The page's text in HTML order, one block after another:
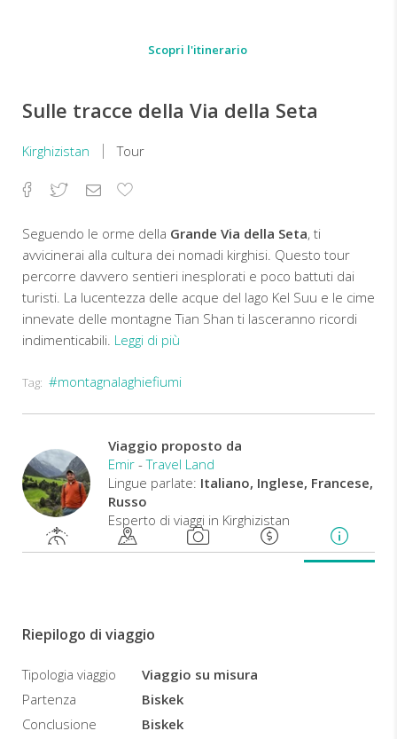
Scopri l'itinerario
Sulle tracce della Via della Seta
Kirghizistan Tour
Facebook
TwitterEmailAggiungi
Seguendo le orme della Grande Via della Seta, ti
avvicinerai alla cultura dei nomadi kirghisi. Questo tour
percorre davvero sentieri inesplorati e poco battuti dai
turisti. La lucentezza delle acque del lago Kel Suu e le cime
innevate delle montagne Tian Shan ti lasceranno ricordi
indimenticabili. Leggi di più
Prezzo
2 pax (SUV) 4 pax (SUV)
tipo Mercedes
Sprinter)
1626 USD
1016 USD 848 USD
Tag: #montagnalaghiefiumi
Viaggio proposto da
Emir -Travel Land
Lingue parlate: Italiano, Inglese, Francese,
Russo
Esperto di viaggi in Kirghizistan
Riepilogo di viaggio
Tipologia viaggio
Viaggio su misura
Partenza
Biskek
Conclusione
Biskek